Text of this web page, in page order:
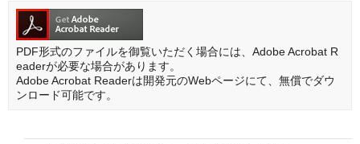
PDF形式のファイルを御覧いただく場合には、Adobe Acrobat R
eaderが必要な場合があります。
Adobe Acrobat Readerは開発元のWebページにて、無償でダウ
ンロード可能です。